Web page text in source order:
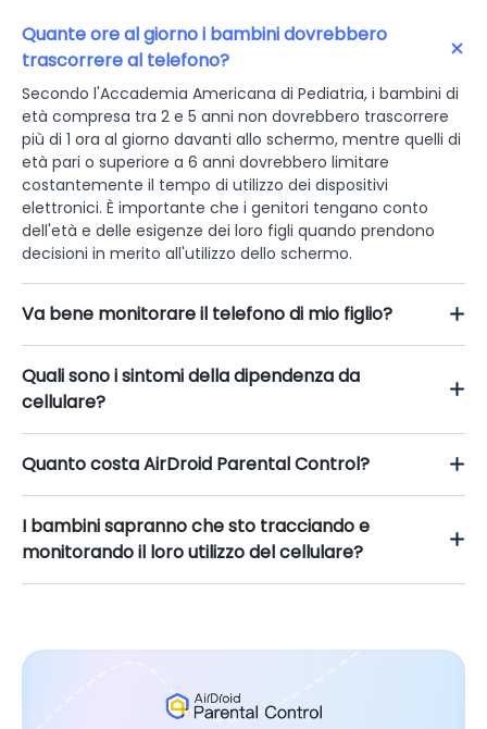
Quante ore al giorno i bambini dovrebbero
trascorrere al telefono?
Secondo l'Accademia Americana di Pediatria, i bambini di
età compresa tra 2 e 5 anni non dovrebbero trascorrere
più di 1 ora al giorno davanti allo schermo, mentre quelli di
età pari o superiore a 6 anni dovrebbero limitare
costantemente il tempo di utilizzo dei dispositivi
elettronici. È importante che i genitori tengano conto
dell'età e delle esigenze dei loro figli quando prendono
decisioni in merito all'utilizzo dello schermo.
Va bene monitorare il telefono di mio figlio?
Quali sono i sintomi della dipendenza da
cellulare?
Quanto costa AirDroid Parental Control?
I bambini sapranno che sto tracciando e
monitorando il loro utilizzo del cellulare?